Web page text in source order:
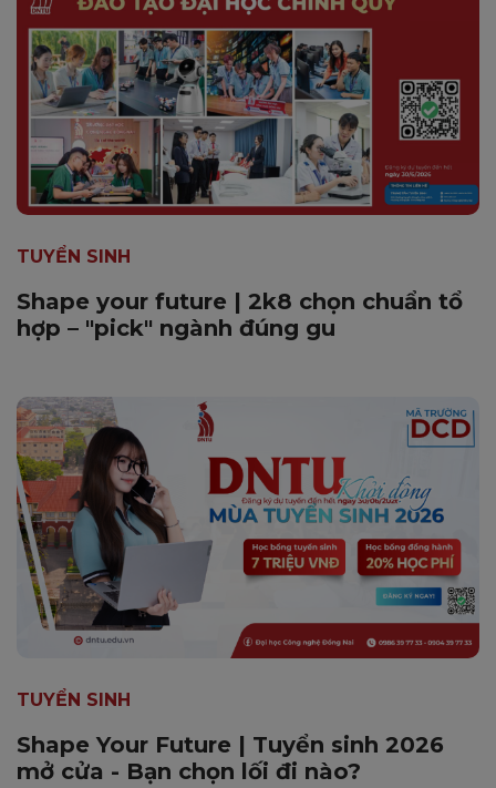
TUYỂN SINH
Shape your future | 2k8 chọn chuẩn tổ
hợp – "pick" ngành đúng gu
TUYỂN SINH
Shape Your Future | Tuyển sinh 2026
mở cửa - Bạn chọn lối đi nào?